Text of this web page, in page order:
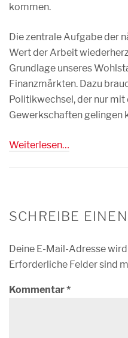
kommen.
Die zentrale Aufgabe der
Wert der Arbeit
Grundlage unseres
Finanzmärkten. Dazu
Politikwechsel, der nur
Gewerkschaften gelingen
Weiterlesen…
SCHREIBE
Deine E-Mail-Adresse
Erforderliche Felder sind
Kommentar*